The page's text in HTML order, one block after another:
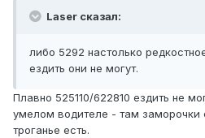
Laser сказал:
либо 5292 настолько
ездить они не могут.
Плавно 525110/622810 ездить не
умелом водителе - там
троганье есть.